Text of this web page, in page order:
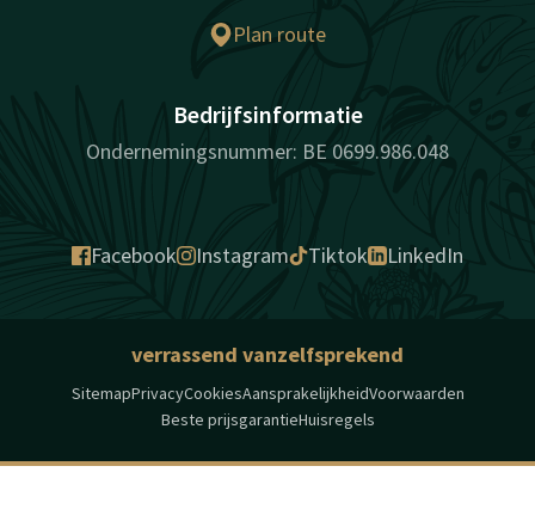
Plan route
Bedrijfsinformatie
Ondernemingsnummer: BE 0699.986.048
Facebook Instagram Tiktok LinkedIn
verrassend vanzelfsprekend
SitemapPrivacyCookiesAansprakelijkheidVoorwaarden
Beste prijsgarantieHuisregels